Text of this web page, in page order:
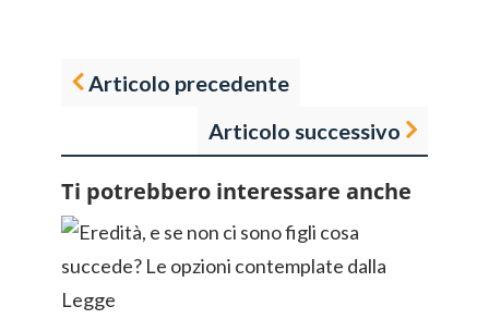
Articolo precedente
Articolo successivo
Ti potrebbero interessare anche